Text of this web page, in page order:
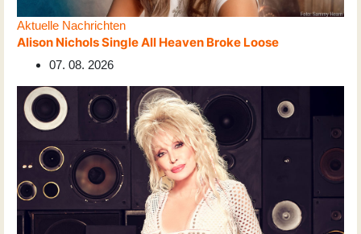
Aktuelle Nachrichten
Alison Nichols Single All Heaven Broke Loose
07. 08. 2026